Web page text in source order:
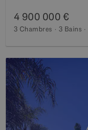
4 900 000 €
3 Chambres 3 Bains